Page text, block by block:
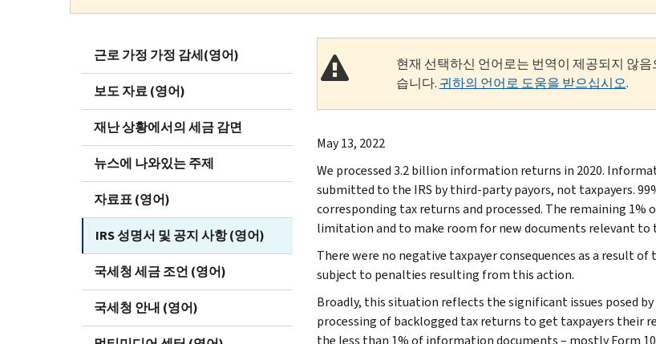
근로 가정 가정 감세(영어)
보도 자료 (영어)
재난 상황에서의 세금 감면
뉴스에 나와있는 주제
자료표 (영어)
IRS 성명서 및 공지 사항 (영어)
국세청 세금 조언 (영어)
국세청 안내 (영어)
현재 선택하신 언어로는 번역이 제공되지 않
습니다. 귀하의 언어로 도움을 받으십시오.
May 13, 2022
We processed 3.2 billion information returns in 2020.
submitted to the IRS by third-party payors, not taxpayers.
corresponding tax returns and processed. The remaining
limitation and to make room for new documents relevant to
There were no negative taxpayer consequences as a result
subject to penalties resulting from this action.
Broadly, this situation reflects the significant issues posed
processing of backlogged tax returns to get taxpayers their
the less than 1% of information documents – mostly Form